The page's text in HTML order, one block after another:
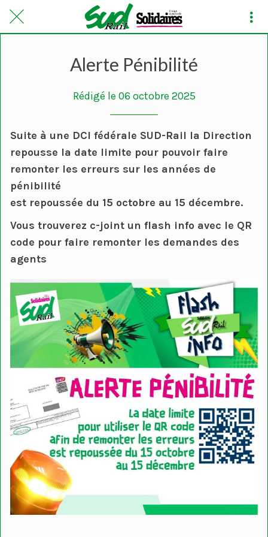
Alerte Pénibilité
Rédigé le 06 octobre 2025
Suite à une DCI fédérale SUD-Rail la Direction
repousse la date limite pour pouvoir faire
remonter les erreurs sur les années de
pénibilité
est repoussée du 15 octobre au 15 décembre.
Vous trouverez c-joint un flash info avec le QR
code pour faire remonter les demandes des
agents